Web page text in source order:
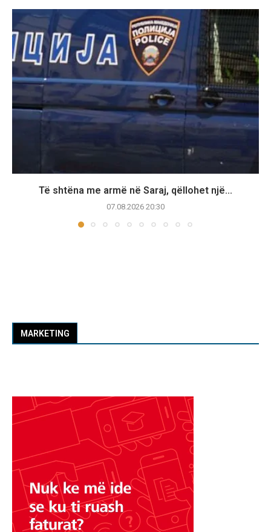
Të shtëna me armë në Saraj, qëllohet një...
07.08.2026 20:30
MARKETING